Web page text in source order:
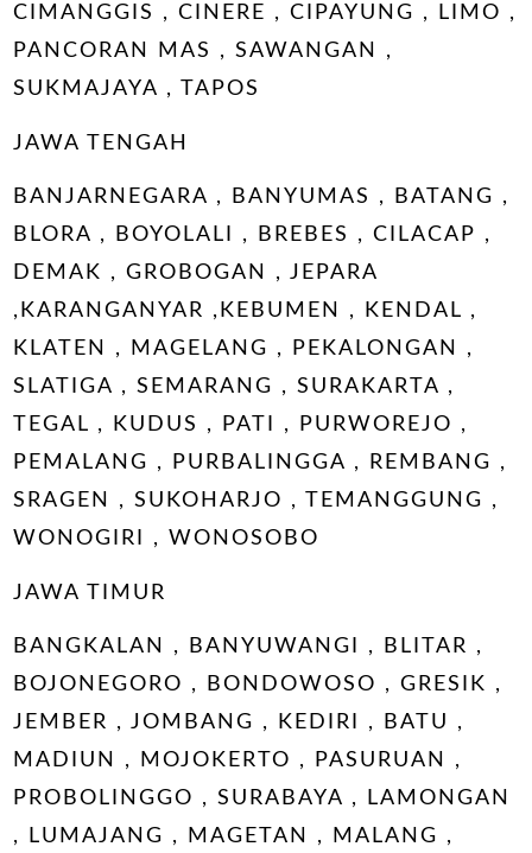
CIMANGGIS , CINERE , CIPAYUNG , LIMO ,
PANCORAN MAS , SAWANGAN ,
SUKMAJAYA , TAPOS
JAWA TENGAH
BANJARNEGARA , BANYUMAS , BATANG ,
BLORA , BOYOLALI , BREBES , CILACAP ,
DEMAK , GROBOGAN , JEPARA
,KARANGANYAR ,KEBUMEN , KENDAL ,
KLATEN , MAGELANG , PEKALONGAN ,
SLATIGA , SEMARANG , SURAKARTA ,
TEGAL , KUDUS , PATI , PURWOREJO ,
PEMALANG , PURBALINGGA , REMBANG ,
SRAGEN , SUKOHARJO , TEMANGGUNG ,
WONOGIRI , WONOSOBO
JAWA TIMUR
BANGKALAN , BANYUWANGI , BLITAR ,
BOJONEGORO , BONDOWOSO , GRESIK ,
JEMBER , JOMBANG , KEDIRI , BATU ,
MADIUN , MOJOKERTO , PASURUAN ,
PROBOLINGGO , SURABAYA , LAMONGAN
, LUMAJANG , MAGETAN , MALANG ,